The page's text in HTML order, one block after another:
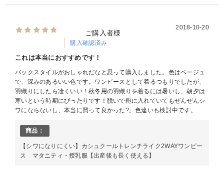
ご購入者様
購入確認済み
2018-10-20
これは本当におすすめです！
バックスタイルがおしゃれだなと思って購入しました。色はベージュ
で、深みのあるいい色です。ワンピースとして着るつもりでしたが、
羽織りにしたら凄くいい！秋冬用の羽織りを着るには暑いし、朝夕は
寒いという時期にぴったりです！脱いで鞄に入れていてもぜんぜんシ
ワにならないし、本当に買って良かった?。色違いも検討中です。
商品：
【シワになりにくい】カシュクールトレンチライク2WAYワンピー
ス マタニティ・授乳服【出産後も長く使える】